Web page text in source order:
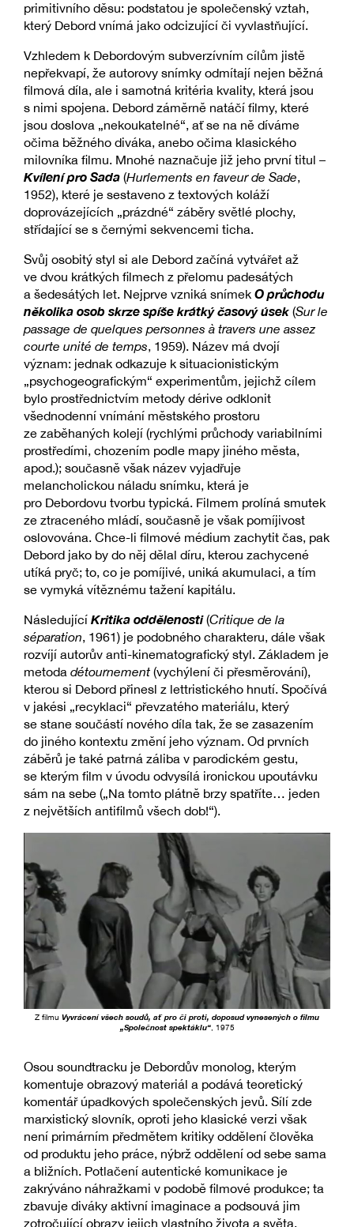
primitivního děsu: podstatou je společenský vztah,
který Debord vnímá jako odcizující či vyvlastňující.
Vzhledem k Debordovým subverzívním cílům jistě
nepřekvapí, že autorovy snímky odmítají nejen běžná
filmová díla, ale i samotná kritéria kvality, která jsou
s nimi spojena. Debord záměrně natáčí filmy, které
jsou doslova „nekoukatelné“, ať se na ně díváme
očima běžného diváka, anebo očima klasického
milovníka filmu. Mnohé naznačuje již jeho první titul –
Kvílení pro Sada (Hurlements en faveur de Sade,
1952), které je sestaveno z textových koláží
doprovázejících „prázdné“ záběry světlé plochy,
střídající se s černými sekvencemi ticha.
Svůj osobitý styl si ale Debord začíná vytvářet až
ve dvou krátkých filmech z přelomu padesátých
a šedesátých let. Nejprve vzniká snímek O průchodu
několika osob skrze spíše krátký časový úsek (Sur le
passage de quelques personnes à travers une assez
courte unité de temps, 1959). Název má dvojí
význam: jednak odkazuje k situacionistickým
„psychogeografickým“ experimentům, jejichž cílem
bylo prostřednictvím metody dérive odklonit
všednodenní vnímání městského prostoru
ze zaběhaných kolejí (rychlými průchody variabilními
prostředími, chozením podle mapy jiného města,
apod.); současně však název vyjadřuje
melancholickou náladu snímku, která je
pro Debordovu tvorbu typická. Filmem prolíná smutek
ze ztraceného mládí, současně je však pomíjivost
oslovována. Chce-li filmové médium zachytit čas, pak
Debord jako by do něj dělal díru, kterou zachycené
utíká pryč; to, co je pomíjivé, uniká akumulaci, a tím
se vymyká vítěznému tažení kapitálu.
Následující Kritika oddělenosti(Critique de la
séparation, 1961) je podobného charakteru, dále však
rozvíjí autorův anti-kinematografický styl. Základem je
metoda détournement (vychýlení či přesměrování),
kterou si Debord přinesl z lettristického hnutí. Spočívá
v jakési „recyklaci“ převzatého materiálu, který
se stane součástí nového díla tak, že se zasazením
do jiného kontextu změní jeho význam. Od prvních
záběrů je také patrná záliba v parodickém gestu,
se kterým film v úvodu odvysílá ironickou upoutávku
sám na sebe („Na tomto plátně brzy spatříte… jeden
z největších antifilmů všech dob!“).
Z filmu Vyvrácení všech soudů, ať pro či proti, doposud vynesených o filmu
„Společnost spektáklu“, 1975
Osou soundtracku je Debordův monolog, kterým
komentuje obrazový materiál a podává teoretický
komentář úpadkových společenských jevů. Sílí zde
marxistický slovník, oproti jeho klasické verzi však
není primárním předmětem kritiky oddělení člověka
od produktu jeho práce, nýbrž oddělení od sebe sama
a bližních. Potlačení autentické komunikace je
zakrýváno náhražkami v podobě filmové produkce; ta
zbavuje diváky aktivní imaginace a podsouvá jim
zotročující obrazy jejich vlastního života a světa.